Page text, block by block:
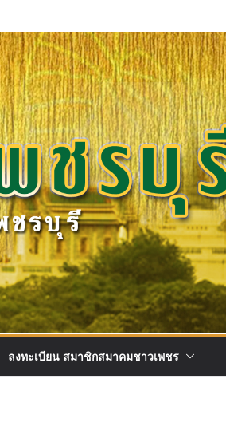
ลงทะเบียน สมาชิกสมาคมชาวเพชร